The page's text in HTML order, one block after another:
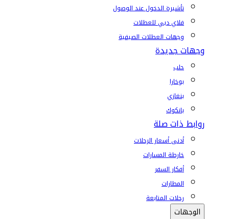
تأشيرة الدخول عند الوصول
فلاي دبي للعطلات
وجهات العطلات الصيفية
وجهات جديدة
حلب
بوخارا
بنغازي
بانكوك
روابط ذات صلة
أدنى أسعار الرحلات
خارطة المسارات
أفكار السفر
المطارات
رحلات المتابعة
الوجهات